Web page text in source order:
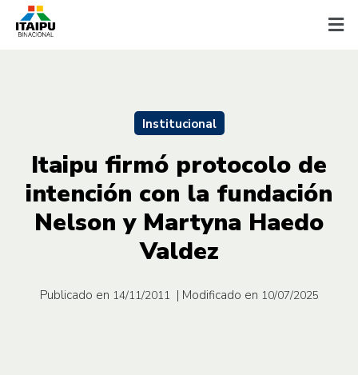
Institucional
Itaipu firmó protocolo de
intención con la fundación
Nelson y Martyna Haedo
Valdez
Publicado en 14/11/2011 | Modificado en 10/07/2025